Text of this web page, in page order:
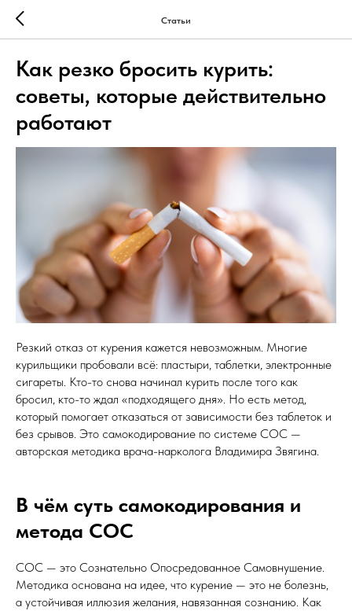
Статьи
Как резко бросить курить:
советы, которые действительно
работают
Резкий отказ от курения кажется невозможным. Многие
курильщики пробовали всё: пластыри, таблетки, электронные
сигареты. Кто-то снова начинал курить после того как
бросил, кто-то ждал «подходящего дня». Но есть метод,
который помогает отказаться от зависимости без таблеток и
без срывов. Это самокодирование по системе СОС —
авторская методика врача-нарколога Владимира Звягина.
В чём суть самокодирования и
метода СОС
СОС — это Сознательно Опосредованное Самовнушение.
Методика основана на идее, что курение — это не болезнь,
а устойчивая иллюзия желания, навязанная сознанию. Как